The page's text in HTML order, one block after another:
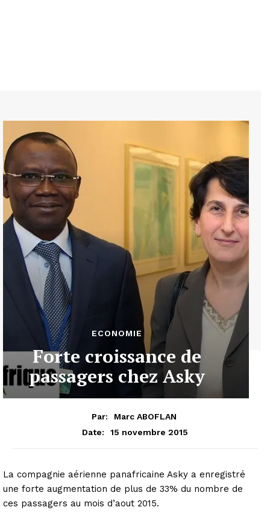
ECONOMIE
Forte croissance de
passagers chez Asky
Par:
Marc ABOFLAN
Date:
15 novembre 2015
La compagnie aérienne panafricaine Asky a enregistré
une forte augmentation de plus de 33% du nombre de
ces passagers au mois d’aout 2015.